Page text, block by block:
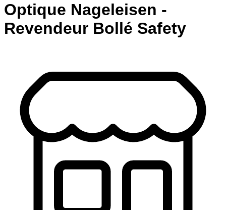
Optique Nageleisen -
Revendeur Bollé Safety